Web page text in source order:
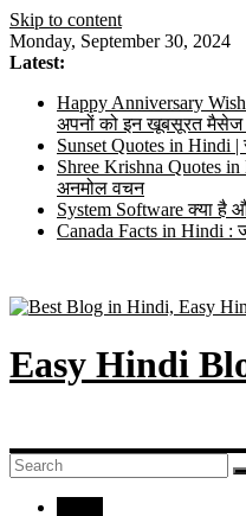
Skip to content
Monday, September 30, 2024
Latest:
Happy Anniversary
अपनों को इन खूबसूरत मैसेज
Sunset Quotes in Hindi |
Shree Krishna Quotes in
अनमोल वचन
System Software क्या है
Canada Facts in Hindi :
Easy Hindi